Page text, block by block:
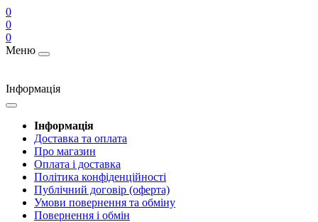
0
0
0
Меню
Інформація
Інформація
Доставка та оплата
Про магазин
Оплата і доставка
Політика конфіденційності
Публічний договір (оферта)
Умови повернення та обміну
Повернення і обмін